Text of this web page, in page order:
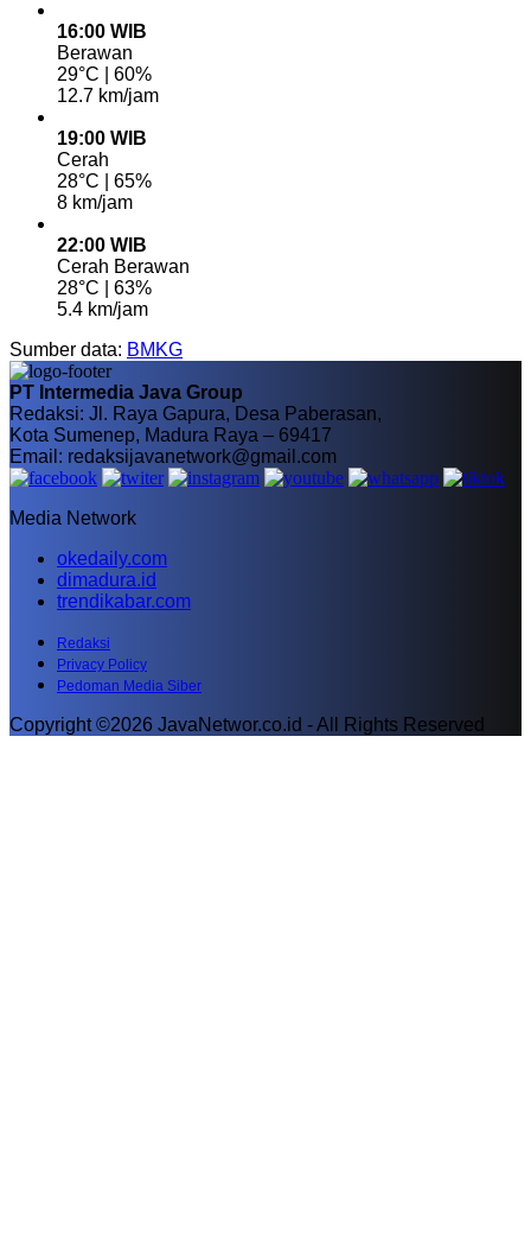
16:00 WIB
Berawan
29°C | 60%
12.7 km/jam
19:00 WIB
Cerah
28°C | 65%
8 km/jam
22:00 WIB
Cerah Berawan
28°C | 63%
5.4 km/jam
Sumber data: BMKG
PT Intermedia Java Group
Redaksi: Jl. Raya Gapura, Desa Paberasan,
Kota Sumenep, Madura Raya – 69417
Email: redaksijavanetwork@gmail.com
Media Network
okedaily.com
dimadura.id
trendikabar.com
Redaksi
Privacy Policy
Pedoman Media Siber
Copyright ©2026 JavaNetwor.co.id - All Rights Reserved